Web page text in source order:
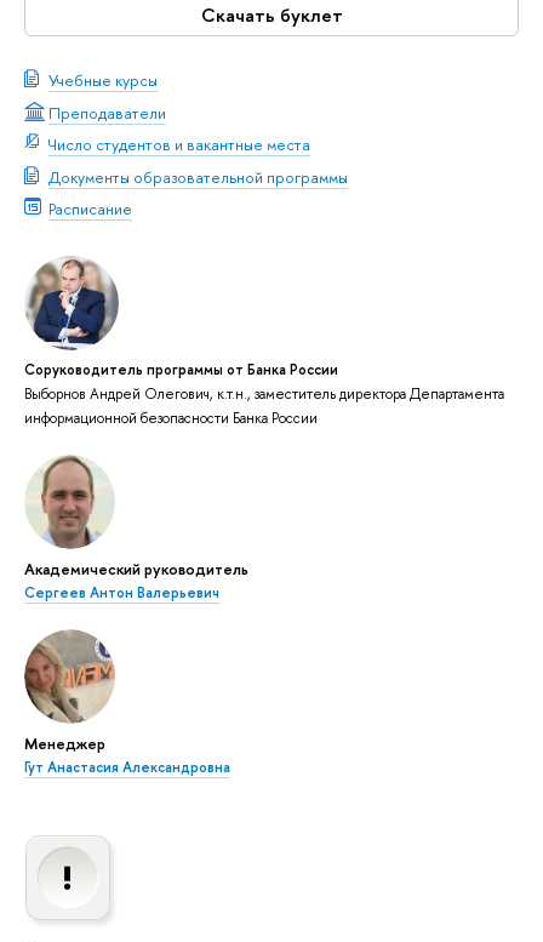
Скачать буклет
Учебные курсы
Преподаватели
Число студентов и вакантные места
Документы образовательной программы
Расписание
Соруководитель программы от Банка России
Выборнов Андрей Олегович, к.т.н., заместитель директора Департамента
информационной безопасности Банка России
Академический руководитель
Сергеев Антон Валерьевич
Менеджер
Гут Анастасия Александровна